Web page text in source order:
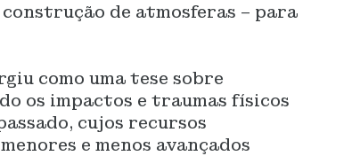
de atmosferas – para
como uma tese sobre
os impactos e traumas físicos
cujos recursos
e menos avançados